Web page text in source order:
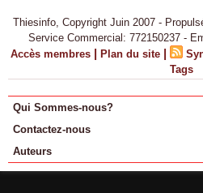
Thiesinfo, Copyright Juin 2007 -
Service Commercial: 772150237 -
Accès membres | Plan du site |
Tags
Qui Sommes-nous?
Contactez-nous
Auteurs